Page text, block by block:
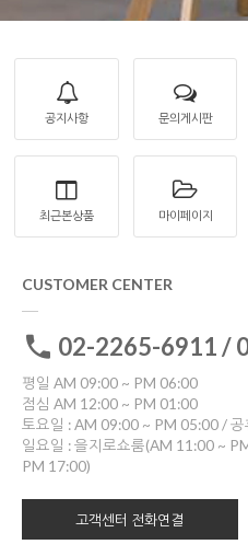
공지사항 문의게시판
최근본상품 마이페이지
CUSTOMER CENTER
02-2265-6911 /
평일 AM 09:00 ~ PM 06:00
점심 AM 12:00 ~ PM 01:00
토요일 : AM 09:00 ~ PM 05:00 / 공
일요일 : 을지로쇼룸(AM 11:00 ~
PM 17:00)
고객센터 전화연결